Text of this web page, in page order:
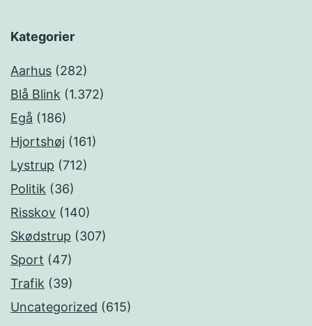
Kategorier
Aarhus (282)
Blå Blink (1.372)
Egå (186)
Hjortshøj (161)
Lystrup (712)
Politik (36)
Risskov (140)
Skødstrup (307)
Sport (47)
Trafik (39)
Uncategorized (615)